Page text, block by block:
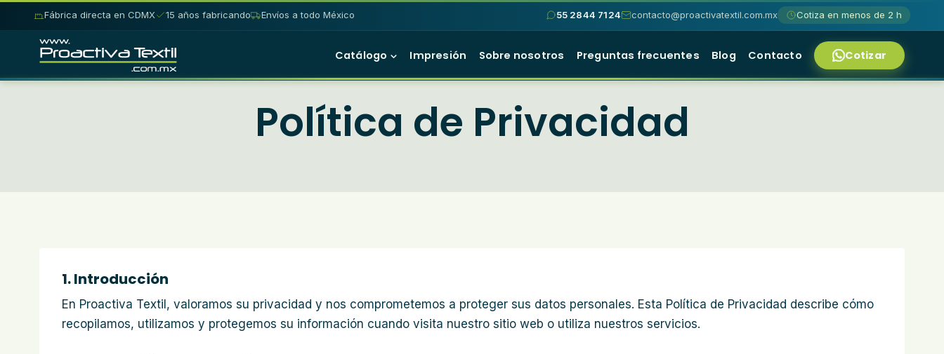
to
Fábrica directa en CDMX 15 años fabricando Envíos a todo México 55 2844 7124 contacto@proactivatextil.com.mx Cotiza en menos de 2 h
Catálogo Impresión Sobre nosotros Preguntas frecuentes Blog Contacto Cotizar
Política de Privacidad
1. Introducción
En Proactiva Textil, valoramos su privacidad y nos comprometemos a proteger sus datos personales. Esta Política de Privacidad describe cómo
recopilamos, utilizamos y protegemos su información cuando visita nuestro sitio web o utiliza nuestros servicios.